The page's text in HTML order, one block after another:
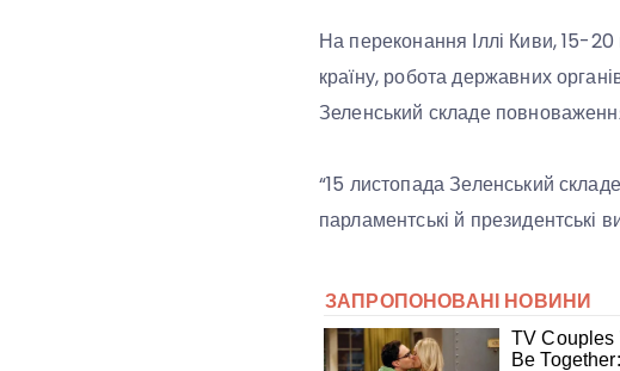
На переконання Іллі Киви, 15-20
країну, робота державних
Зеленський складе
“15 листопада Зеленський
парламентські й президентські